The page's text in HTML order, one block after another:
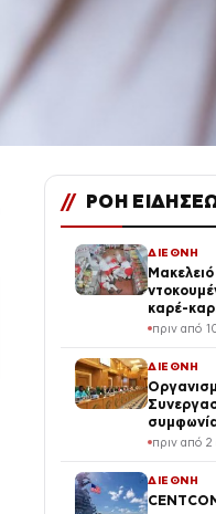
// ΡΟΗ
ΔΙΕΘΝΗ
καρέ-
επίθεση
πριν από
ΔΙΕΘΝΗ
Αραβίας,
πριν από 2
ΔΙΕΘΝΗ